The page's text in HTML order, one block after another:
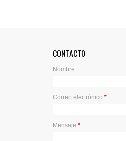
CONTACTO
Nombre
Correo electrónico*
Mensaje*